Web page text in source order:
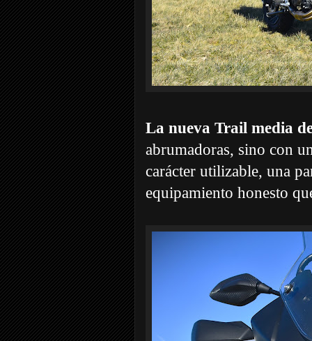
La nueva Trail media
abrumadoras, sino con
carácter utilizable, una
equipamiento honesto